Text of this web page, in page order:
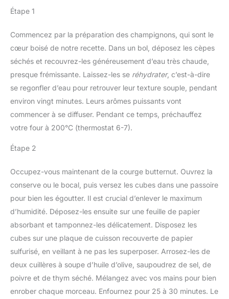
Étape 1
Commencez par la préparation des champignons, qui sont le
cœur boisé de notre recette. Dans un bol, déposez les cèpes
séchés et recouvrez-les généreusement d’eau très chaude,
presque frémissante. Laissez-les se réhydrater, c’est-à-dire
se regonfler d’eau pour retrouver leur texture souple, pendant
environ vingt minutes. Leurs arômes puissants vont
commencer à se diffuser. Pendant ce temps, préchauffez
votre four à 200°C (thermostat 6-7).
Étape 2
Occupez-vous maintenant de la courge butternut. Ouvrez la
conserve ou le bocal, puis versez les cubes dans une passoire
pour bien les égoutter. Il est crucial d’enlever le maximum
d’humidité. Déposez-les ensuite sur une feuille de papier
absorbant et tamponnez-les délicatement. Disposez les
cubes sur une plaque de cuisson recouverte de papier
sulfurisé, en veillant à ne pas les superposer. Arrosez-les de
deux cuillères à soupe d’huile d’olive, saupoudrez de sel, de
poivre et de thym séché. Mélangez avec vos mains pour bien
enrober chaque morceau. Enfournez pour 25 à 30 minutes. Le